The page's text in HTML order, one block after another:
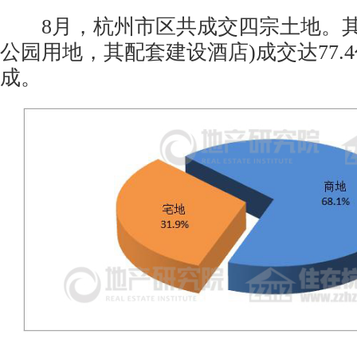
8月，杭州市区共成交四宗土地。
公园用地，其配套建设酒店)成交达
成。